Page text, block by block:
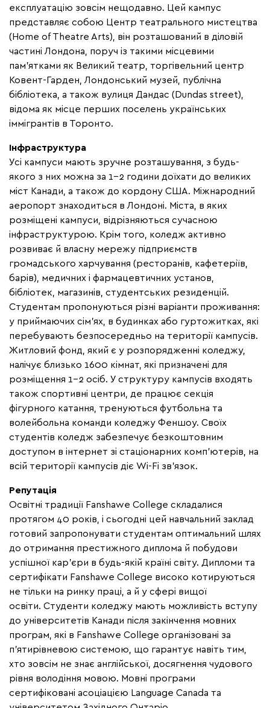
експлуатацію зовсім нещодавно. Цей кампус
представляє собою Центр театрального мистецтва
(Home of Theatre Arts), він розташований в діловій
частині Лондона, поруч із такими місцевими
пам'ятками як Великий театр, торгівельний центр
Ковент-Гарден, Лондонський музей, публічна
бібліотека, а також вулиця Дандас (Dundas street),
відома як місце перших поселень українських
іммігрантів в Торонто.
Інфраструктура
Усі кампуси мають зручне розташування, з будь-
якого з них можна за 1-2 години доїхати до великих
міст Канади, а також до кордону США. Міжнародний
аеропорт знаходиться в Лондоні. Міста, в яких
розміщені кампуси, відрізняються сучасною
інфраструктурою. Крім того, коледж активно
розвиває й власну мережу підприємств
громадського харчування (ресторанів, кафетеріїв,
барів), медичних і фармацевтичних установ,
бібліотек, магазинів, студентських резиденцій.
Студентам пропонуються різні варіанти проживання:
у приймаючих сім'ях, в будинках або гуртожитках, які
перебувають безпосередньо на території кампусів.
Житловий фонд, який є у розпорядженні коледжу,
налічує близько 1600 кімнат, які призначені для
розміщення 1-2 осіб. У структуру кампусів входять
також спортивні центри, де працює секція
фігурного катання, тренуються футбольна та
волейбольна команди коледжу Феншоу. Своїх
студентів коледж забезпечує безкоштовним
доступом в інтернет зі стаціонарних комп'ютерів, на
всій території кампусів діє Wi-Fi зв'язок.
Репутація
Освітні традиції Fanshawe College складалися
протягом 40 років, і сьогодні цей навчальний заклад
готовий запропонувати студентам оптимальний шлях
до отримання престижного диплома й побудови
успішної кар'єри в будь-якій країні світу. Дипломи та
сертифікати Fanshawe College високо котируються
не тільки на ринку праці, а й у сфері вищої
освіти. Студенти коледжу мають можливість вступу
до університетів Канади після закінчення мовних
програм, які в Fanshawe College організовані за
п'ятирівневою системою, що гарантує навіть тим,
хто зовсім не знає англійської, досягнення чудового
рівня володіння мовою. Мовні програми
сертифіковані асоціацією Language Canada та